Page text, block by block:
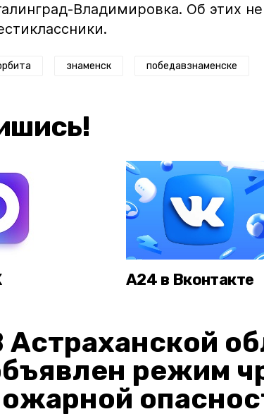
Владимировка. Об этих
знаменск победавзнаменске
А24 в Вконтакте
Астраханской
режим